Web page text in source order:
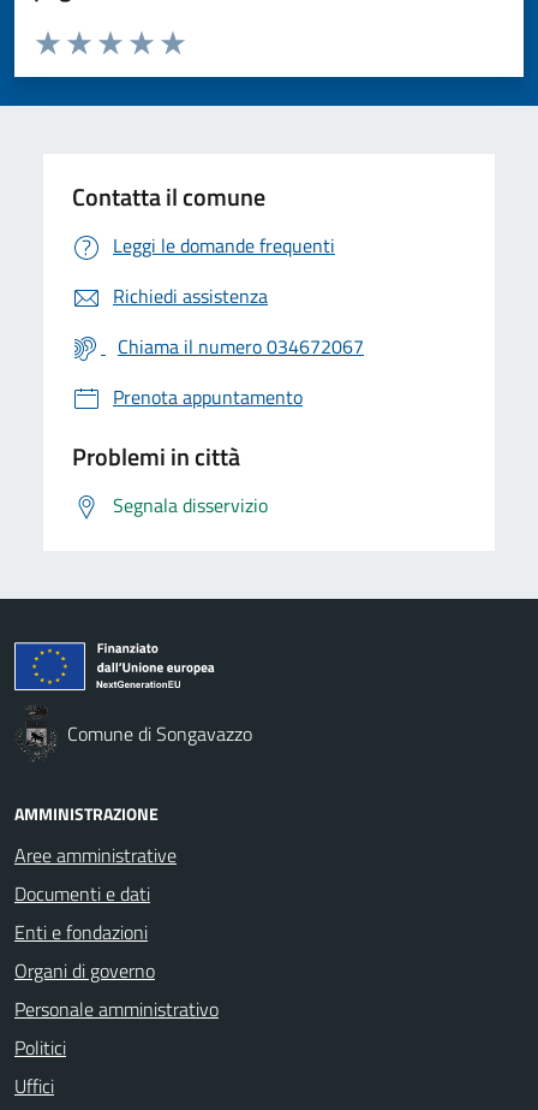
Valuta da 1 a 5 stelle la pagina
Valuta 5 stelle su 5
Valuta 4 stelle su 5
Valuta 3 stelle su 5
Valuta 2 stelle su 5
Valuta 1 stelle su 5
Contatta il comune
Leggi le domande frequenti
Richiedi assistenza
Chiama il numero 034672067
Prenota appuntamento
Problemi in città
Segnala disservizio
Comune di Songavazzo
AMMINISTRAZIONE
Aree amministrative
Documenti e dati
Enti e fondazioni
Organi di governo
Personale amministrativo
Politici
Uffici